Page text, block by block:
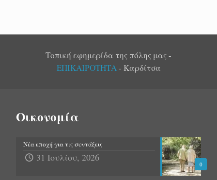
Τοπική εφημερίδα της πόλης μας -
ΕΠΙΚΑΙΡΟΤΗΤΑ- Καρδίτσα
Οικονομία
0
Νέα εποχή για τις συντάξεις
31 Ιουλίου, 2026